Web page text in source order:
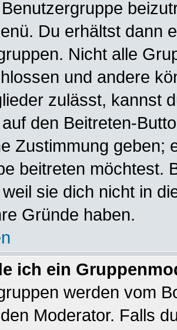
Du erhältst dann
Nicht alle
und andere
zulässt, kannst
den Beitreten-
Zustimmung geben;
beitreten möchtest.
sie dich nicht in
Gründe haben.
ich ein
werden vom
Moderator. Falls